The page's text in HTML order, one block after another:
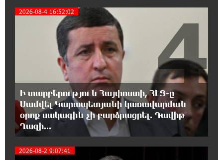
Moody’s-ը IDBank-ի վարկանիշային
հեռանկարը փոխել է դրականի
15:24:13 6-08-2026
Վեհափառի անձնագրի մեջ գրված է՝
Գարեգին Բ․ նույնիսկ քննիչներն ու
դատախազներն են այդպես դիմում նրան՝ իրենց հավատից
ելնելով․ տեսանյութ
15:09:27 6-08-2026
Ռեբուսը լուծելու համար, ասեք թե ինչպե՞ս
Վարդևանյանը՝ Հովհաննիսյանին
2026-08-4 16:52:02
Ի տարբերություն Հայփոստի, ՀԷՑ-ը
Սամվել Կարապետյանի կառավարման
օրոք սակագին չի բարձրացրել. Դավիթ
Ղազի...
4
2026-08-2 9:07:41